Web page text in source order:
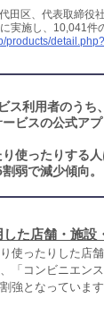
田区、代表取締
実施し、10,041
products/
ス利用者のう
ビスの公式ア
使ったりする
弱で減少傾向
た店舗・施設
使ったりした店
「コンビニエ
強となっていま